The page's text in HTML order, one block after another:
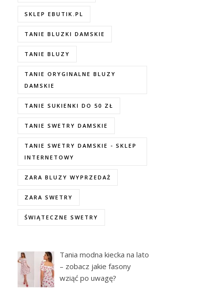
SKLEP EBUTIK.PL
TANIE BLUZKI DAMSKIE
TANIE BLUZY
TANIE ORYGINALNE BLUZY
DAMSKIE
TANIE SUKIENKI DO 50 ZŁ
TANIE SWETRY DAMSKIE
TANIE SWETRY DAMSKIE - SKLEP
INTERNETOWY
ZARA BLUZY WYPRZEDAŻ
ZARA SWETRY
ŚWIĄTECZNE SWETRY
Tania modna kiecka na lato
– zobacz jakie fasony
wziąć po uwagę?